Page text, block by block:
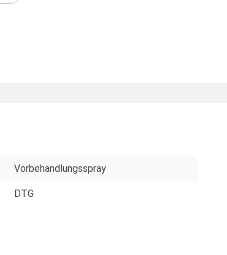
Vorbehandlungsspray
DTG